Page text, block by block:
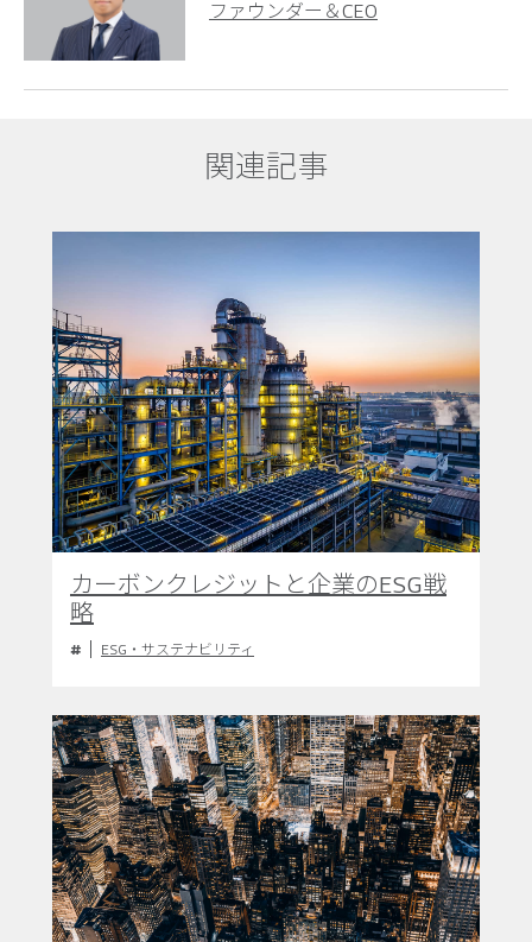
ファウンダー＆CEO
関連記事
カーボンクレジットと企業のESG戦
略
ESG・サステナビリティ